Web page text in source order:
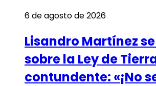
6 de agosto de 2026
Lisandro Martínez
sobre la Ley de
contundente: «¡No